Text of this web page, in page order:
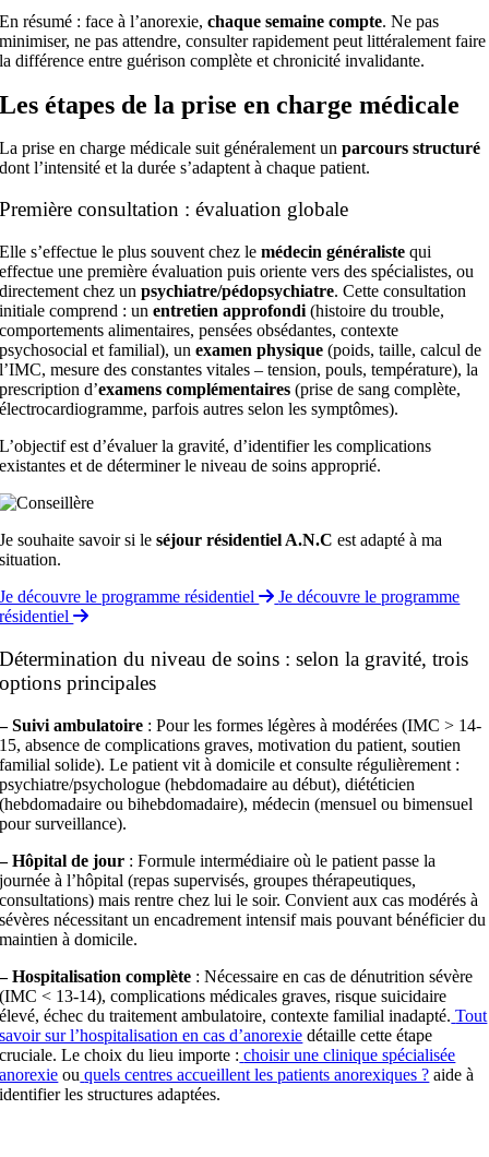
En résumé : face à l’anorexie,chaque semaine compte. Ne pas
minimiser, ne pas attendre, consulter rapidement peut littéralement faire
la différence entre guérison complète et chronicité invalidante.
Les étapes de la prise en charge médicale
La prise en charge médicale suit généralement unparcours structuré
dont l’intensité et la durée s’adaptent à chaque patient.
Première consultation : évaluation globale
Elle s’effectue le plus souvent chez lemédecin généraliste qui
effectue une première évaluation puis oriente vers des spécialistes, ou
directement chez unpsychiatre/pédopsychiatre. Cette consultation
initiale comprend : unentretien approfondi (histoire du trouble,
comportements alimentaires, pensées obsédantes, contexte
psychosocial et familial), unexamen physique (poids, taille, calcul de
l’IMC, mesure des constantes vitales – tension, pouls, température), la
prescription d’examens complémentaires (prise de sang complète,
électrocardiogramme, parfois autres selon les symptômes).
L’objectif est d’évaluer la gravité, d’identifier les complications
existantes et de déterminer le niveau de soins approprié.
Je souhaite savoir si leséjour résidentiel A.N.C est adapté à ma
situation.
Je découvre le programme résidentiel
Je découvre le programme
résidentiel
Détermination du niveau de soins : selon la gravité, trois
options principales
– Suivi ambulatoire : Pour les formes légères à modérées (IMC > 14-
15, absence de complications graves, motivation du patient, soutien
familial solide). Le patient vit à domicile et consulte régulièrement :
psychiatre/psychologue (hebdomadaire au début), diététicien
(hebdomadaire ou bihebdomadaire), médecin (mensuel ou bimensuel
pour surveillance).
– Hôpital de jour : Formule intermédiaire où le patient passe la
journée à l’hôpital (repas supervisés, groupes thérapeutiques,
consultations) mais rentre chez lui le soir. Convient aux cas modérés à
sévères nécessitant un encadrement intensif mais pouvant bénéficier du
maintien à domicile.
– Hospitalisation complète : Nécessaire en cas de dénutrition sévère
(IMC < 13-14), complications médicales graves, risque suicidaire
élevé, échec du traitement ambulatoire, contexte familial inadapté. Tout
savoir sur l’hospitalisation en cas d’anorexie détaille cette étape
cruciale. Le choix du lieu importe : choisir une clinique spécialisée
anorexie ou quels centres accueillent les patients anorexiques ? aide à
identifier les structures adaptées.